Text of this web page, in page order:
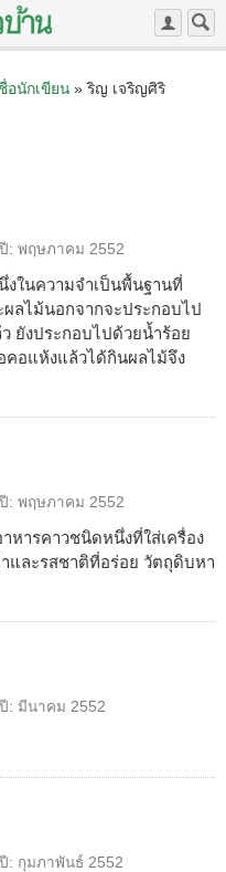
อนักเขียน» ริญ เจริญศิริ
: พฤษภาคม 2552
ในความจำเป็นพื้นฐานที่
ผลไม้นอกจากจะประกอบไป
ยังประกอบไปด้วยน้ำร้อย
คอแห้งแล้วได้กินผลไม้จึง
: พฤษภาคม 2552
หารคาวชนิดหนึ่งที่ใส่เครื่อง
และรสชาติที่อร่อย วัตถุดิบหา
: มีนาคม 2552
: กุมภาพันธ์ 2552